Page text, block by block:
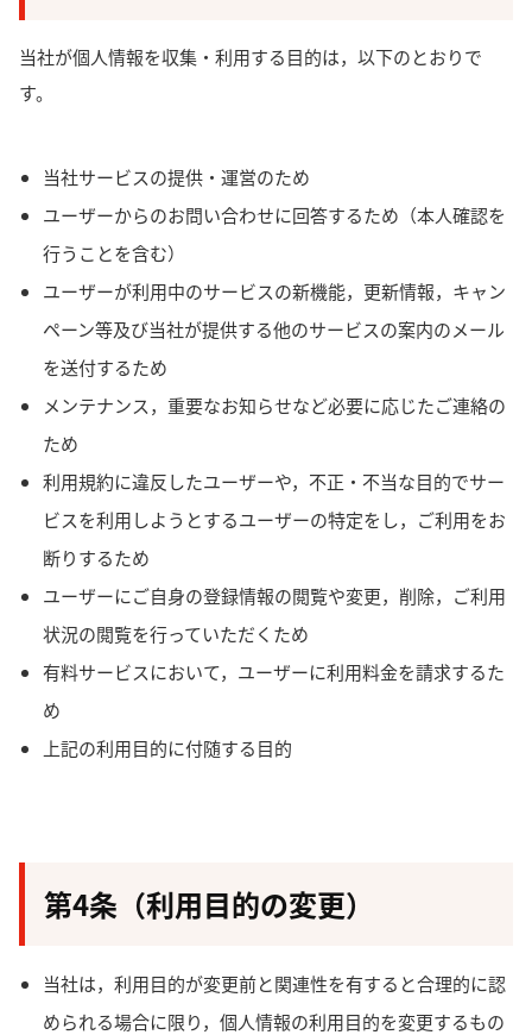
当社が個人情報を収集・利用する目的は，以下のとおりで
す。
当社サービスの提供・運営のため
ユーザーからのお問い合わせに回答するため（本人確認を
行うことを含む）
ユーザーが利用中のサービスの新機能，更新情報，キャン
ペーン等及び当社が提供する他のサービスの案内のメール
を送付するため
メンテナンス，重要なお知らせなど必要に応じたご連絡の
ため
利用規約に違反したユーザーや，不正・不当な目的でサー
ビスを利用しようとするユーザーの特定をし，ご利用をお
断りするため
ユーザーにご自身の登録情報の閲覧や変更，削除，ご利用
状況の閲覧を行っていただくため
有料サービスにおいて，ユーザーに利用料金を請求するた
め
上記の利用目的に付随する目的
第4条（利用目的の変更）
当社は，利用目的が変更前と関連性を有すると合理的に認
められる場合に限り，個人情報の利用目的を変更するもの